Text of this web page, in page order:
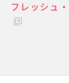
フレッシュ